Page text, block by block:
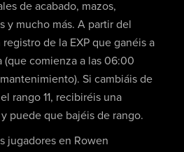
de acabado, mazos,
y mucho más. A partir del
registro de la EXP que ganéis a
(que comienza a las 06:00
Si cambiáis de
rango 11, recibiréis una
puede que bajéis de rango.
jugadores en Rowen